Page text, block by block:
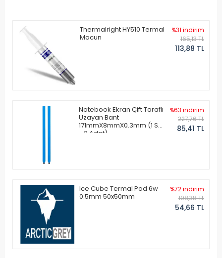
Thermalright HY510 Termal
Macun
%31 indirim
165,13 TL
113,88 TL
Notebook Ekran Çift Taraflı
Uzayan Bant
171mmX8mmX0.3mm (1 Set
- 2 Adet)
%63 indirim
227,76 TL
85,41 TL
Ice Cube Termal Pad 6w
0.5mm 50x50mm
%72 indirim
198,38 TL
54,66 TL